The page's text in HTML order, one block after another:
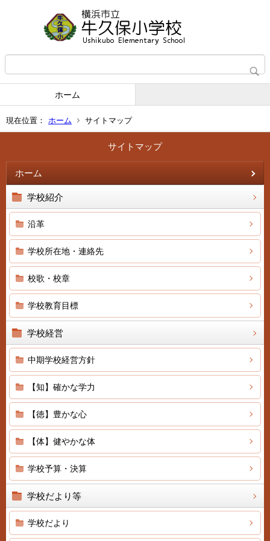
ホーム
現在位置： ホーム サイトマップ
サイトマップ
ホーム
学校紹介
沿革
学校所在地・連絡先
校歌・校章
学校教育目標
学校経営
中期学校経営方針
【知】確かな学力
【徳】豊かな心
【体】健やかな体
学校予算・決算
学校だより等
学校だより